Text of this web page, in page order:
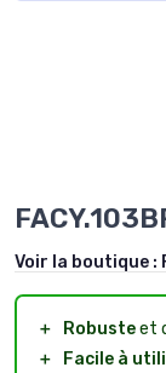
Voir la boutique :
＋ Robusteet
＋
Facile à